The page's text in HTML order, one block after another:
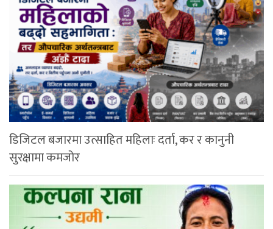
डिजिटल बजारमा उत्साहित महिलाः दर्ता, कर र कानुनी
सुरक्षामा कमजोर